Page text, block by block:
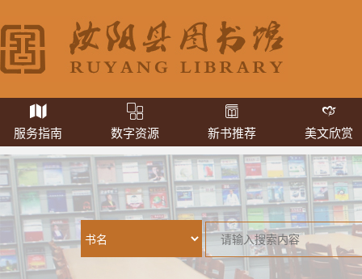
服务指南 数字资源 新书推荐 美文欣赏